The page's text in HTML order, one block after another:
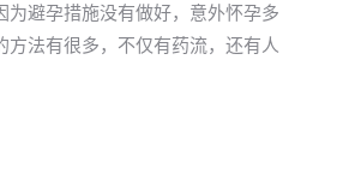
为避孕措施没有做好，意外怀孕多
方法有很多，不仅有药流，还有人